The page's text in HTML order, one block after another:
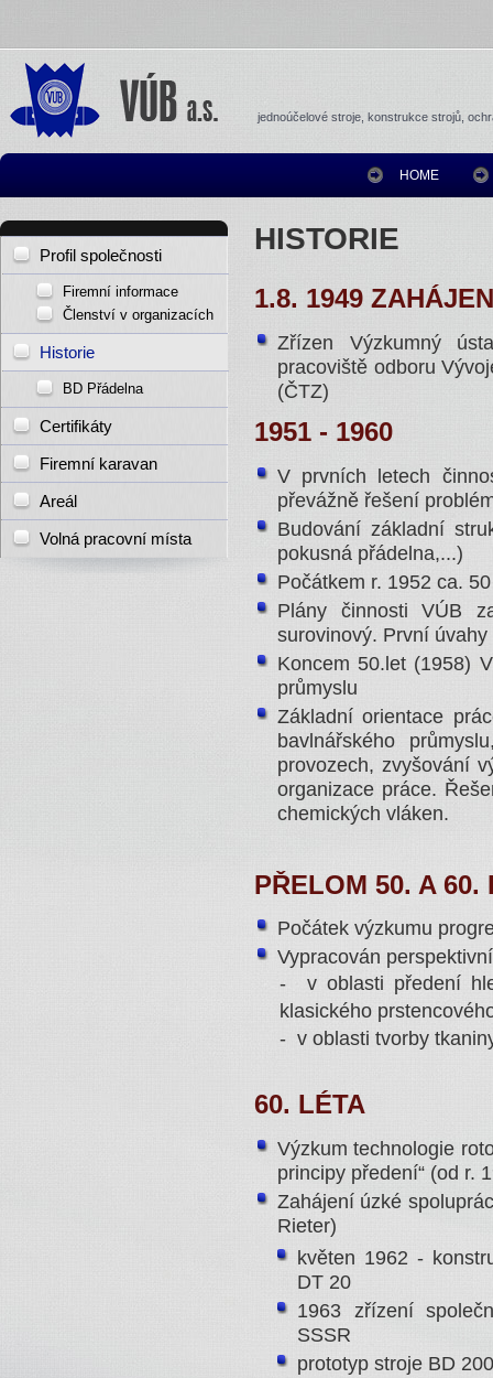
HOME
jednoúčelové stroje, konstrukce strojů,
Profil společnosti
Firemní informace
Členství v organizacích
Historie
BD Přádelna
Certifikáty
Firemní karavan
Areál
Volná pracovní místa
HISTORIE
1.8. 1949
Zřízen Výzkumný
pracoviště odboru
(ČTZ)
1951 - 1960
V prvních letech
převážně řešení
Budování základní
pokusná přádelna,...)
Počátkem r. 1952 ca.
Plány činnosti VÚB
surovinový. První
Koncem 50.let (1958)
průmyslu
Základní orientace
bavlnářského
provozech, zvyšování
organizace práce.
chemických vláken.
PŘELOM 50. A 60.
Počátek výzkumu
Vypracován
- v oblasti předení
klasického
- v oblasti tvorby
60. LÉTA
Výzkum technologie
principy předení“ (od r.
Zahájení úzké
Rieter)
květen 1962 -
DT 20
1963 zřízení
SSSR
prototyp stroje BD